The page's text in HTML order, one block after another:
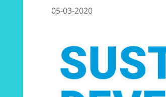
05-03-2020